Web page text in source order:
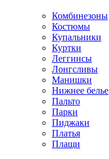
Комбинезоны
Костюмы
Купальники
Куртки
Леггинсы
Лонгсливы
Манишки
Нижнее белье
Пальто
Парки
Пиджаки
Платья
Плащи